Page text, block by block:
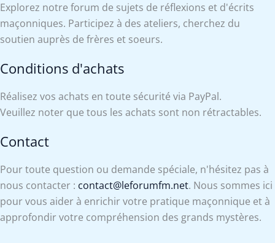
Explorez notre forum de sujets de réflexions et d'écrits
maçonniques. Participez à des ateliers, cherchez du
soutien auprès de frères et soeurs.
Conditions d'achats
Réalisez vos achats en toute sécurité via PayPal.
Veuillez noter que tous les achats sont non rétractables.
Contact
Pour toute question ou demande spéciale, n'hésitez pas à
nous contacter : contact@leforumfm.net. Nous sommes ici
pour vous aider à enrichir votre pratique maçonnique et à
approfondir votre compréhension des grands mystères.